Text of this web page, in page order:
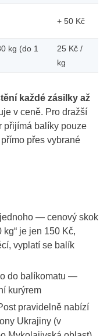
+ 50 Kč
kg (do 1
25 Kč /
kg
každé zásilky až
v ceně. Pro dražší
přijímá balíky pouze
přes vybrané
— cenový skok
kg“ je jen 150 Kč,
vyplatí se balík
do balíkomatu —
kurýrem
pravidelně nabízí
Ukrajiny (v